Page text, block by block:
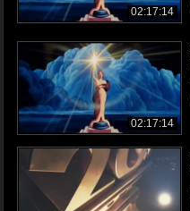
02:17:14
02:17:14